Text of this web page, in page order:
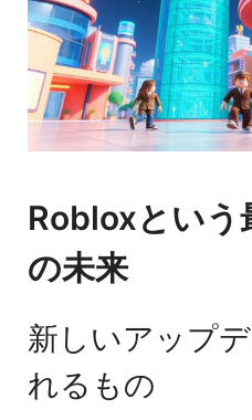
Robloxという
の未来
新しいアップ
れるもの